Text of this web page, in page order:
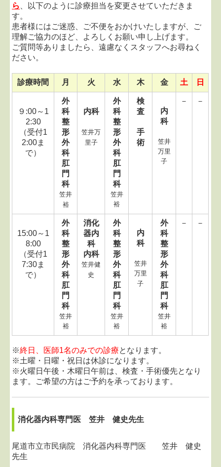
ら
、以下のように診療担当を変更させていただきま
す。
患者様にはご迷惑、ご不便をおかけいたしますが、
ご
理解ご協力のほど、よろしくお願い申し上げます。
ご質問等ありましたら、遠慮なくスタッフへお尋ねく
ださい。
診療時間 月 火 水 木 金 土 日
９:00～1
2:30
（受付1
2:00ま
で）
外
科
整
形
外
科
肛
門
科
笠井
裕
内科
笠井万
里子
外
科
整
形
外
科
肛
門
科
笠井
裕
検
査
手
術
内
科
笠井
万里
子
－ －
15:00～1
8:00
（受付1
7:30ま
で）
外
科
整
形
外
科
肛
門
科
笠井
裕
消化
器内
科
内科
笠井健
史
外
科
整
形
外
科
肛
門
科
笠井
裕
内
科
笠井
万里
子
外
科
整
形
外
科
肛
門
科
笠井
裕
－ －
※終日、医師1名のみでの診療となります。
※土曜・日曜・祝日は休診になります。
※火曜日午後・木曜日午前は、検査・手術優先となり
ます。ご希望の方はご予約を承っております。
消化器内科専門医 笠井 健史先生
尾道市立市民病院 消化器内科専門医 笠井 健史
先生